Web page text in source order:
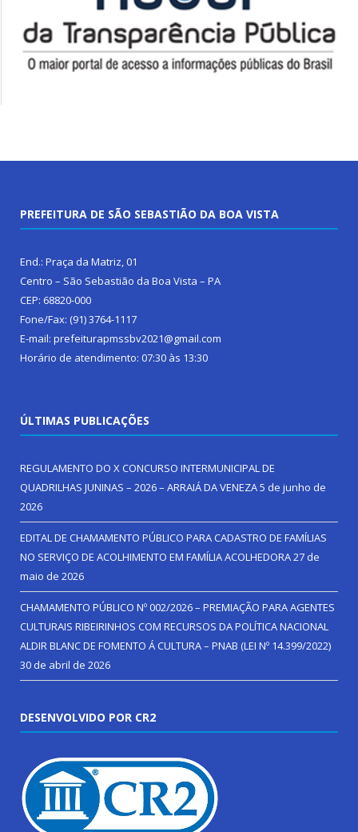
PREFEITURA DE SÃO SEBASTIÃO DA BOA VISTA
End.: Praça da Matriz, 01
Centro – São Sebastião da Boa Vista – PA
CEP: 68820-000
Fone/Fax: (91) 3764-1117
E-mail: prefeiturapmssbv2021@gmail.com
Horário de atendimento: 07:30 às 13:30
ÚLTIMAS PUBLICAÇÕES
REGULAMENTO DO X CONCURSO INTERMUNICIPAL DE
QUADRILHAS JUNINAS – 2026 – ARRAIÁ DA VENEZA5 de junho de
2026
EDITAL DE CHAMAMENTO PÚBLICO PARA CADASTRO DE FAMÍLIAS
NO SERVIÇO DE ACOLHIMENTO EM FAMÍLIA ACOLHEDORA27 de
maio de 2026
CHAMAMENTO PÚBLICO Nº 002/2026 – PREMIAÇÃO PARA AGENTES
CULTURAIS RIBEIRINHOS COM RECURSOS DA POLÍTICA NACIONAL
ALDIR BLANC DE FOMENTO Á CULTURA – PNAB (LEI Nº 14.399/2022)
30 de abril de 2026
DESENVOLVIDO POR CR2